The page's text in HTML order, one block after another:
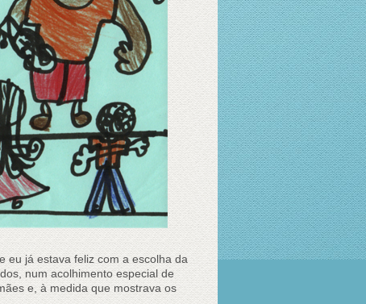
eu já estava feliz com a escolha da
num acolhimento especial de
e, à medida que mostrava os